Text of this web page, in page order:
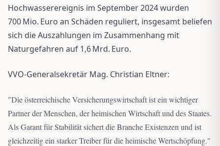
Hochwasserereignis im September 2024 wurden
700 Mio. Euro an Schäden reguliert, insgesamt beliefen
sich die Auszahlungen im Zusammenhang mit
Naturgefahren auf 1,6 Mrd. Euro.
VVO-Generalsekretär Mag. Christian Eltner:
"Die österreichische Versicherungswirtschaft ist ein wichtiger
Partner der Menschen, der heimischen Wirtschaft und des Staates.
Als Garant für Stabilität sichert die Branche Existenzen und ist
gleichzeitig ein starker Treiber für die heimische Wertschöpfung."